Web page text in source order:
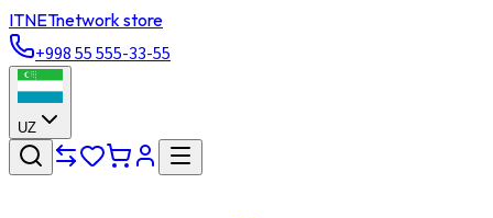
ITNETnetwork store
+998 55 555-33-55
UZ